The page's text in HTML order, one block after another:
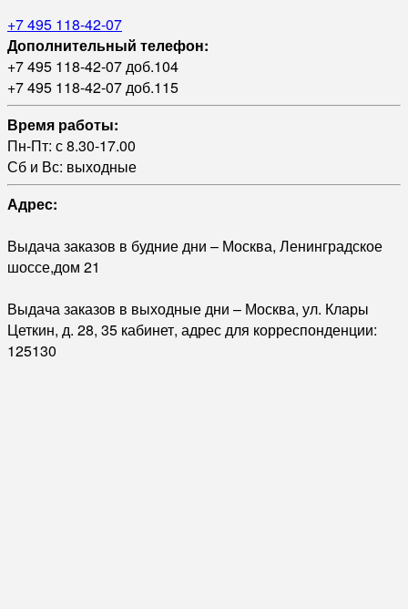
+7 495 118-42-07
Дополнительный телефон:
+7 495 118-42-07 доб.104
+7 495 118-42-07 доб.115
Время работы:
Пн-Пт: с 8.30-17.00
Сб и Вс: выходные
Адрес:
Выдача заказов в будние дни – Москва, Ленинградское
шоссе,дом 21
Выдача заказов в выходные дни – Москва, ул. Клары
Цеткин, д. 28, 35 кабинет, адрес для корреспонденции:
125130